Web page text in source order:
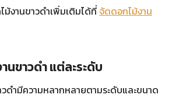
งานขาวดำเพิ่มเติมได้ที่จัดดอกไม้งาน
นขาวดำ แต่ละระดับ
ดำมีความหลากหลายตามระดับและขนาด